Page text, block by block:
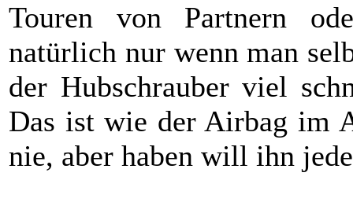
Touren von Partnern
natürlich nur wenn man
der Hubschrauber viel
Das ist wie der Airbag im
nie, aber haben will ihn